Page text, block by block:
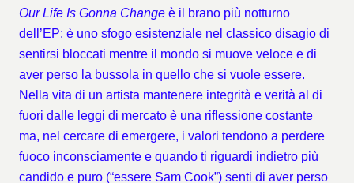
Our Life Is Gonna Change è il brano più notturno
dell’EP: è uno sfogo esistenziale nel classico disagio di
sentirsi bloccati mentre il mondo si muove veloce e di
aver perso la bussola in quello che si vuole essere.
Nella vita di un artista mantenere integrità e verità al di
fuori dalle leggi di mercato è una riflessione costante
ma, nel cercare di emergere, i valori tendono a perdere
fuoco inconsciamente e quando ti riguardi indietro più
candido e puro (“essere Sam Cook”) senti di aver perso